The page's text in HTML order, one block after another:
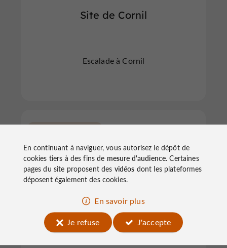
Site de Cornil
Escalade à Cornil
Site de la chapelle du Roc
En continuant à naviguer, vous autorisez le dépôt de
cookies tiers à des fins de mesure d'audience. Certaines
pages du site proposent des vidéos dont les plateformes
déposent également des cookies.
En savoir plus
Je refuse
J'accepte